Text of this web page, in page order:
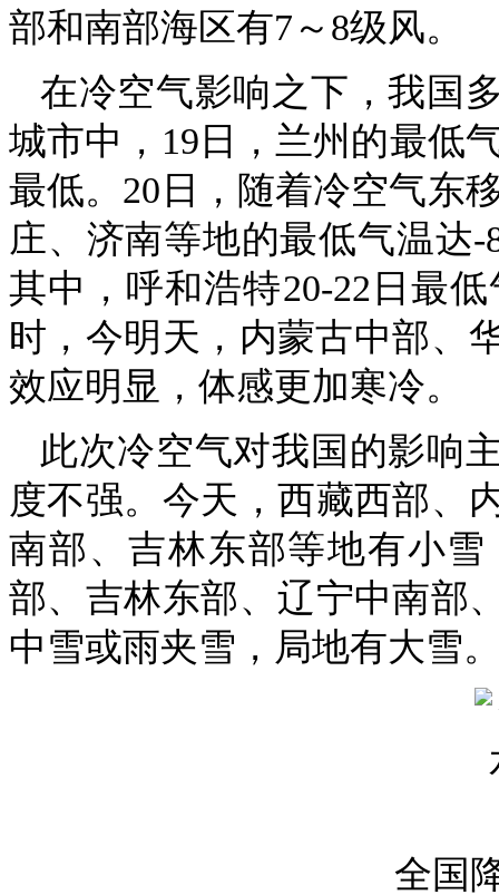
部和南部海区有7～8级风。
在冷空气影响之下，我国
城市中，19日，兰州的最低
最低。20日，随着冷空气东
庄、济南等地的最低气温
其中，呼和浩特20-22日最
时，今明天，内蒙古中部、
效应明显，体感更加寒冷。
此次冷空气对我国的影响
度不强。今天，西藏西部、
南部、吉林东部等地有小
部、吉林东部、辽宁中南部
中雪或雨夹雪，局地有大雪
全国